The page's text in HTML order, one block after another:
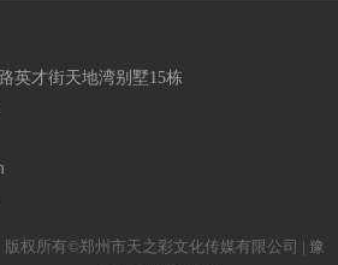
英才街天地湾别墅15栋
版权所有©郑州市天之彩文化传媒有限公司 | 豫